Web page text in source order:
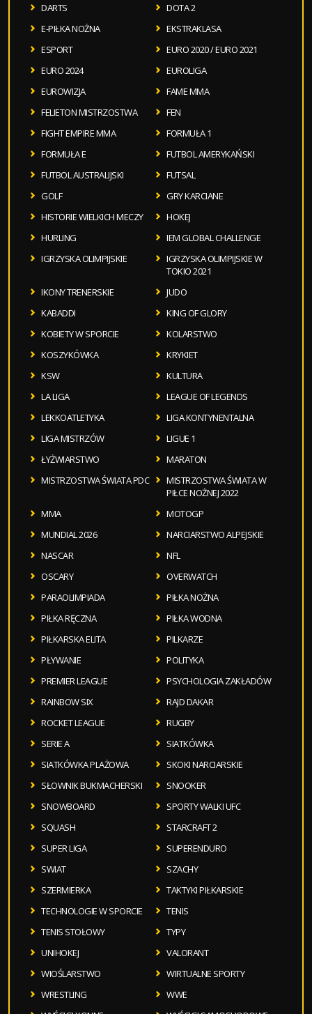
DARTS
DOTA 2
E-PIŁKA NOŻNA
EKSTRAKLASA
ESPORT
EURO 2020 / EURO 2021
EURO 2024
EUROLIGA
EUROWIZJA
FAME MMA
FELIETON MISTRZOSTWA
FEN
FIGHT EMPIRE MMA
FORMUŁA 1
FORMUŁA E
FUTBOL AMERYKAŃSKI
FUTBOL AUSTRALIJSKI
FUTSAL
GOLF
GRY KARCIANE
HISTORIE WIELKICH MECZY
HOKEJ
HURLING
IEM GLOBAL CHALLENGE
IGRZYSKA OLIMPIJSKIE
IGRZYSKA OLIMPIJSKIE W
TOKIO 2021
IKONY TRENERSKIE
JUDO
KABADDI
KING OF GLORY
KOBIETY W SPORCIE
KOLARSTWO
KOSZYKÓWKA
KRYKIET
KSW
KULTURA
LA LIGA
LEAGUE OF LEGENDS
LEKKOATLETYKA
LIGA KONTYNENTALNA
LIGA MISTRZÓW
LIGUE 1
ŁYŻWIARSTWO
MARATON
MISTRZOSTWA ŚWIATA PDC
MISTRZOSTWA ŚWIATA W
PIŁCE NOŻNEJ 2022
MMA
MOTOGP
MUNDIAL 2026
NARCIARSTWO ALPEJSKIE
NASCAR
NFL
OSCARY
OVERWATCH
PARAOLIMPIADA
PIŁKA NOŻNA
PIŁKA RĘCZNA
PIŁKA WODNA
PIŁKARSKA ELITA
PILKARZE
PŁYWANIE
POLITYKA
PREMIER LEAGUE
PSYCHOLOGIA ZAKŁADÓW
RAINBOW SIX
RAJD DAKAR
ROCKET LEAGUE
RUGBY
SERIE A
SIATKÓWKA
SIATKÓWKA PLAŻOWA
SKOKI NARCIARSKIE
SŁOWNIK BUKMACHERSKI
SNOOKER
SNOWBOARD
SPORTY WALKI UFC
SQUASH
STARCRAFT 2
SUPER LIGA
SUPERENDURO
SWIAT
SZACHY
SZERMIERKA
TAKTYKI PIŁKARSKIE
TECHNOLOGIE W SPORCIE
TENIS
TENIS STOŁOWY
TYPY
UNIHOKEJ
VALORANT
WIOŚLARSTWO
WIRTUALNE SPORTY
WRESTLING
WWE